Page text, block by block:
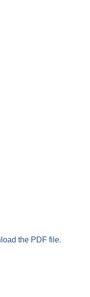
the PDF file.